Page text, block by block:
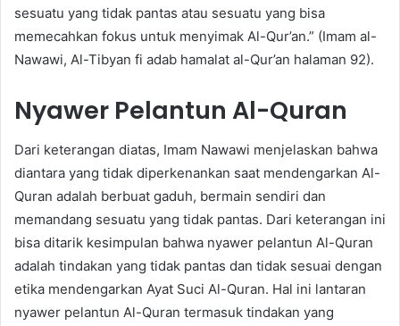
sesuatu yang tidak pantas atau sesuatu yang bisa
memecahkan fokus untuk menyimak Al-Qur’an.” (Imam al-
Nawawi, Al-Tibyan fi adab hamalat al-Qur’an halaman 92).
Nyawer Pelantun Al-Quran
Dari keterangan diatas, Imam Nawawi menjelaskan bahwa
diantara yang tidak diperkenankan saat mendengarkan Al-
Quran adalah berbuat gaduh, bermain sendiri dan
memandang sesuatu yang tidak pantas. Dari keterangan ini
bisa ditarik kesimpulan bahwa nyawer pelantun Al-Quran
adalah tindakan yang tidak pantas dan tidak sesuai dengan
etika mendengarkan Ayat Suci Al-Quran. Hal ini lantaran
nyawer pelantun Al-Quran termasuk tindakan yang